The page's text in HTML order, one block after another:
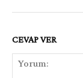
CEVAP VER